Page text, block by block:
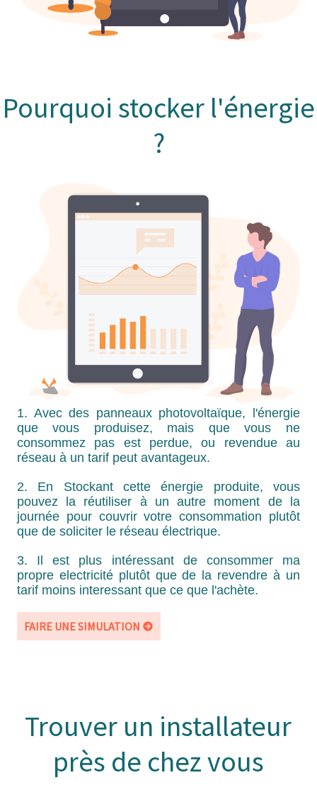
Pourquoi stocker l'énergie
?
1. Avec des panneaux photovoltaïque, l'énergie
que vous produisez, mais que vous ne
consommez pas est perdue, ou revendue au
réseau à un tarif peut avantageux.
2. En Stockant cette énergie produite, vous
pouvez la réutiliser à un autre moment de la
journée pour couvrir votre consommation plutôt
que de soliciter le réseau électrique.
3. Il est plus intéressant de consommer ma
propre electricité plutôt que de la revendre à un
tarif moins interessant que ce que l'achète.
FAIRE UNE SIMULATION
Trouver un installateur
près de chez vous